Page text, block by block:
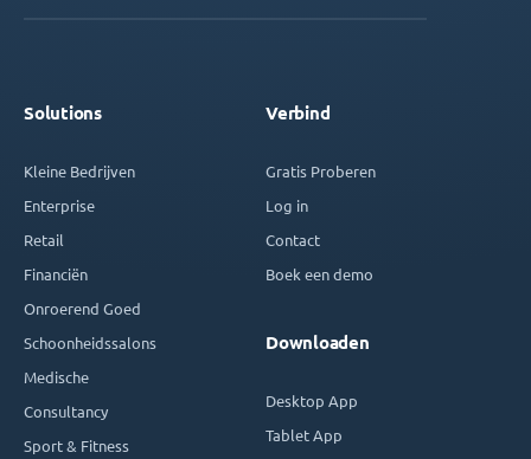
Solutions
Kleine Bedrijven
Enterprise
Retail
Financiën
Onroerend Goed
Schoonheidssalons
Medische
Consultancy
Sport & Fitness
Verbind
Gratis Proberen
Log in
Contact
Boek een demo
Downloaden
Desktop App
Tablet App